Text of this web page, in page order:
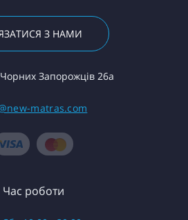
З НАМИ
Чорних Запорожців 26а
matras.com
Час роботи